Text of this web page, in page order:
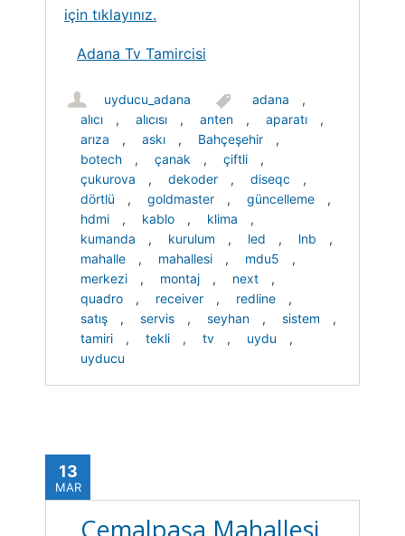
için tıklayınız.
Adana Tv Tamircisi
uyducu_adana adana
,
alıcı
, alıcısı , anten , aparatı
,
arıza
, askı , Bahçeşehir
,
botech
, çanak , çiftli
,
çukurova
, dekoder , diseqc
,
dörtlü
, goldmaster , güncelleme
,
hdmi
, kablo , klima
,
kumanda
, kurulum , led , lnb
,
mahalle
, mahallesi , mdu5
,
merkezi
, montaj , next
,
quadro
, receiver , redline
,
satış
, servis , seyhan , sistem
,
tamiri
, tekli , tv , uydu
,
uyducu
13
MAR
Cemalpaşa Mahallesi